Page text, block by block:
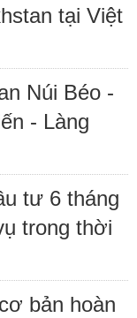
tại Việt
Núi Béo -
- Làng
tư 6 tháng
trong thời
bản hoàn